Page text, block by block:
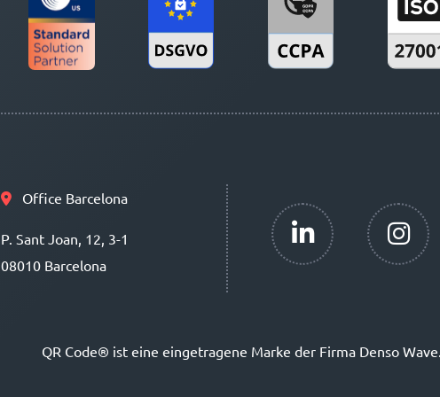
Office Barcelona
P. Sant Joan, 12, 3-1
08010 Barcelona
QR Code® ist eine eingetragene Marke der Firma Denso